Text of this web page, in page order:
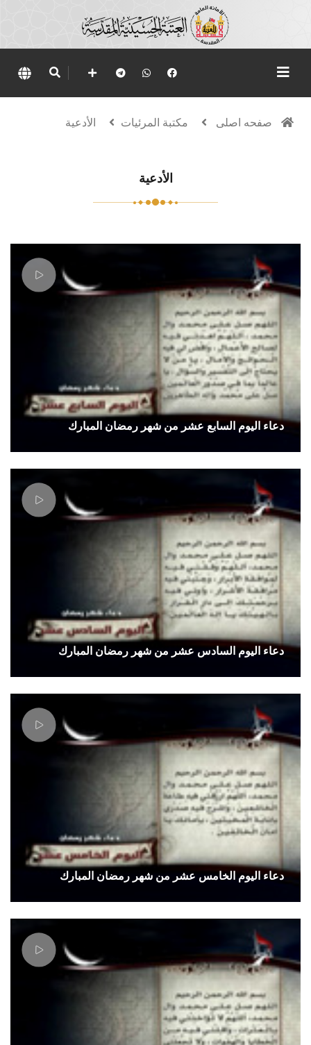
صفحه اصلی مكتبة المرئيات الأدعية
الأدعية
دعاء اليوم السابع عشر من شهر رمضان المبارك
دعاء اليوم السادس عشر من شهر رمضان المبارك
دعاء اليوم الخامس عشر من شهر رمضان المبارك